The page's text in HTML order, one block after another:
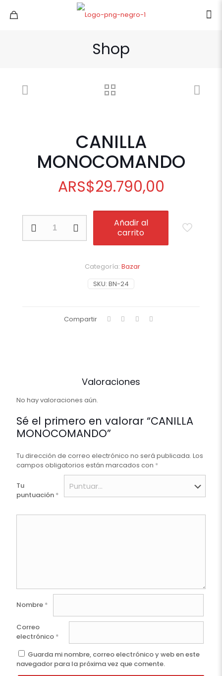
Shop
CANILLA
MONOCOMANDO
ARS$29.790,00
MONOCOMANDO
cantidad
Añadir al
carrito
SKU: BN-24
Categoría: Bazar
Compartir
Valoraciones
No hay valoraciones aún.
Sé el primero en valorar “CANILLA
MONOCOMANDO”
Tu dirección de correo electrónico no será publicada. Los
campos obligatorios están marcados con *
Tu
puntuación *
Nombre *
Correo
electrónico *
Guarda mi nombre, correo electrónico y web en este
navegador para la próxima vez que comente.